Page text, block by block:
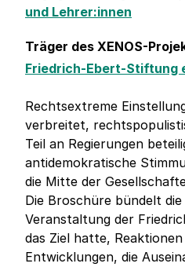
und Lehrer:innen
Träger des XENOS-
Friedrich-Ebert-Stiftung
Rechtsextreme
verbreitet,
Teil an Regierungen
antidemokratische
die Mitte der
Die Broschüre bündelt
Veranstaltung der
das Ziel hatte,
Entwicklungen, die